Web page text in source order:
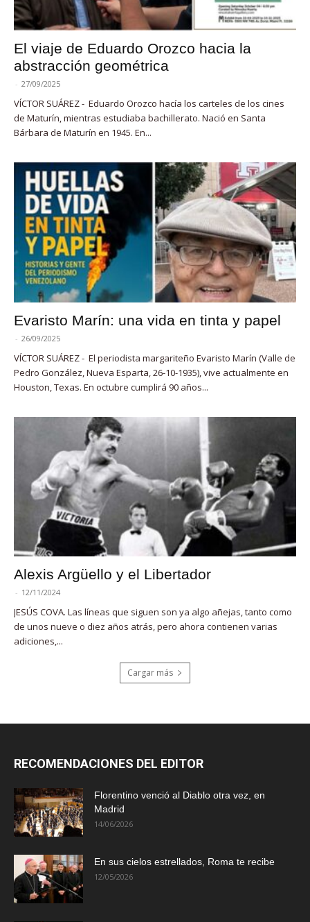
El viaje de Eduardo Orozco hacia la
abstracción geométrica
- 27/09/2025
VÍCTOR SUÁREZ - Eduardo Orozco hacía los carteles de los cines
de Maturín, mientras estudiaba bachillerato. Nació en Santa
Bárbara de Maturín en 1945. En...
Evaristo Marín: una vida en tinta y papel
- 26/09/2025
VÍCTOR SUÁREZ - El periodista margariteño Evaristo Marín (Valle de
Pedro González, Nueva Esparta, 26-10-1935), vive actualmente en
Houston, Texas. En octubre cumplirá 90 años...
Alexis Argüello y el Libertador
- 12/11/2024
JESÚS COVA. Las líneas que siguen son ya algo añejas, tanto como
de unos nueve o diez años atrás, pero ahora contienen varias
adiciones,...
Cargar más
RECOMENDACIONES DEL EDITOR
Florentino venció al Diablo otra vez, en
Madrid
14/06/2026
En sus cielos estrellados, Roma te recibe
12/05/2026